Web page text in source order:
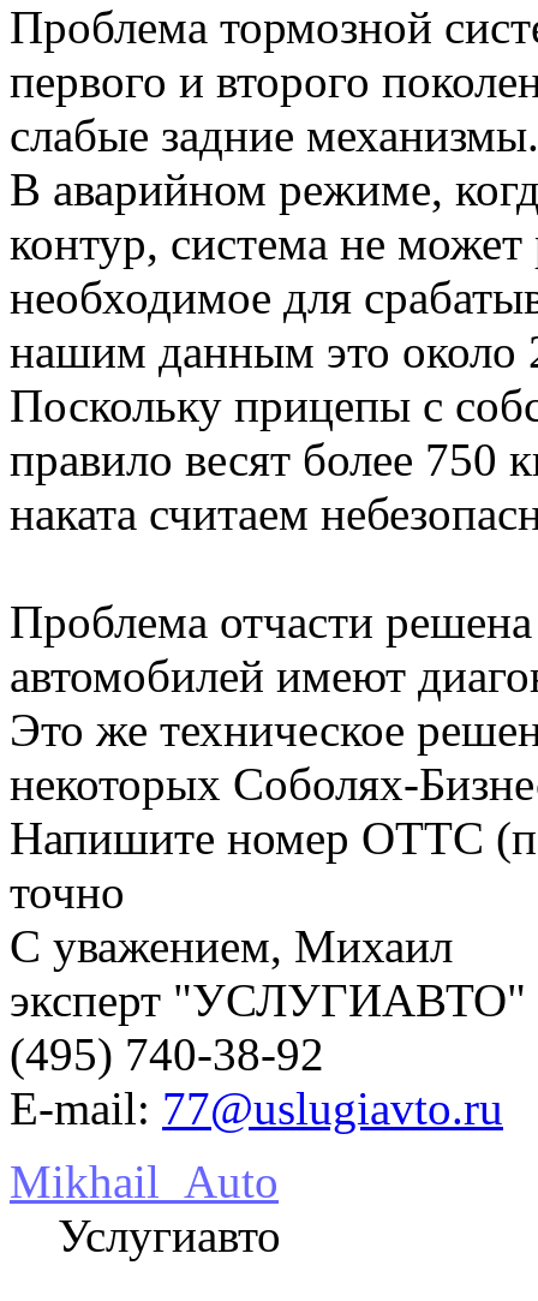
Проблема тормозной
первого и второго
слабые задние механизмы.
В аварийном режиме,
контур, система не может
необходимое для
нашим данным это около
Поскольку прицепы с
правило весят более 750
наката считаем
Проблема отчасти
автомобилей имеют
Это же техническое
некоторых Соболях-
Напишите номер ОТТС
точно
С уважением, Михаил
эксперт "УСЛУГИАВТО"
(495) 740-38-92
E-mail: 77@uslugiavto.ru
Mikhail_Auto
Услугиавто